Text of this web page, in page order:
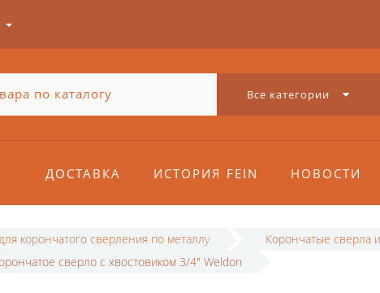
Все категории
ДОСТАВКА ИСТОРИЯ FEIN НОВОСТИ
корончатого сверления по металлу
Корончатые сверла
сверло с хвостовиком 3/4" Weldon